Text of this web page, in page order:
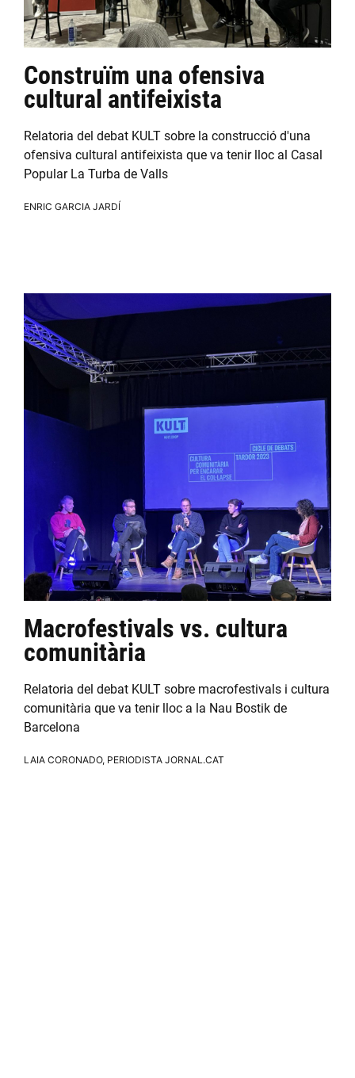
Construïm una ofensiva
cultural antifeixista
Relatoria del debat KULT sobre la construcció d'una
ofensiva cultural antifeixista que va tenir lloc al Casal
Popular La Turba de Valls
ENRIC GARCIA JARDÍ
Macrofestivals vs. cultura
comunitària
Relatoria del debat KULT sobre macrofestivals i cultura
comunitària que va tenir lloc a la Nau Bostik de
Barcelona
LAIA CORONADO, PERIODISTA JORNAL.CAT